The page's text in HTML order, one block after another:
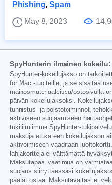
Phishing, Spam
May 8, 2023
SpyHunterin ilmainen
SpyHunter-kokeilujakso on
for Mac -tuotteille, ja se sisältää
mainosmateriaaleissa/ostosivulla
päivän kokeilujaksoksi.
tunnistus- ja poistotoiminnot,
aktiiviseen suojaamiseen
tukitiimiimme SpyHunter-
maksuja etukäteen kokeilujakson
aktivoimiseen vaaditaan
lahjakortteja ei välttämättä
Maksutapasi vaatimus on
suojaus siirryttäessäsi
päätät ostaa. Maksutavaltasi ei